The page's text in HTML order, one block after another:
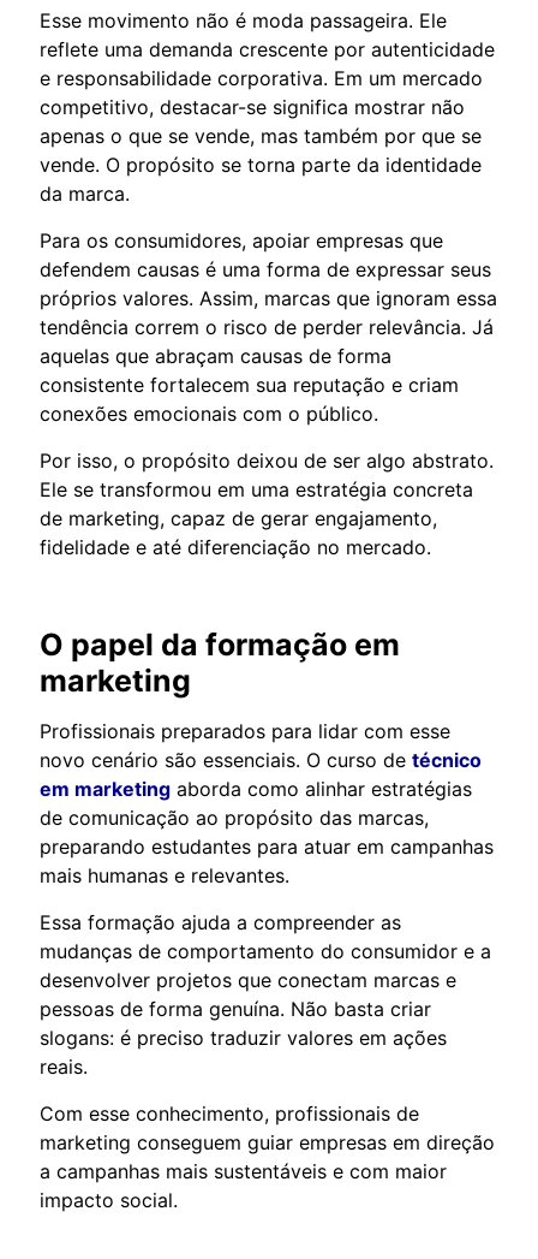
Esse movimento não é moda passageira. Ele
reflete uma demanda crescente por autenticidade
e responsabilidade corporativa. Em um mercado
competitivo, destacar-se significa mostrar não
apenas o que se vende, mas também por que se
vende. O propósito se torna parte da identidade
da marca.
Para os consumidores, apoiar empresas que
defendem causas é uma forma de expressar seus
próprios valores. Assim, marcas que ignoram essa
tendência correm o risco de perder relevância. Já
aquelas que abraçam causas de forma
consistente fortalecem sua reputação e criam
conexões emocionais com o público.
Por isso, o propósito deixou de ser algo abstrato.
Ele se transformou em uma estratégia concreta
de marketing, capaz de gerar engajamento,
fidelidade e até diferenciação no mercado.
O papel da formação em
marketing
Profissionais preparados para lidar com esse
novo cenário são essenciais. O curso de técnico
em marketing aborda como alinhar estratégias
de comunicação ao propósito das marcas,
preparando estudantes para atuar em campanhas
mais humanas e relevantes.
Essa formação ajuda a compreender as
mudanças de comportamento do consumidor e a
desenvolver projetos que conectam marcas e
pessoas de forma genuína. Não basta criar
slogans: é preciso traduzir valores em ações
reais.
Com esse conhecimento, profissionais de
marketing conseguem guiar empresas em direção
a campanhas mais sustentáveis e com maior
impacto social.